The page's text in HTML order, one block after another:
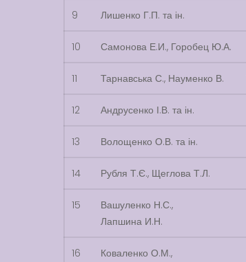
9 Лишенко Г.П. та ін.
10 Самонова Е.И., Горобец Ю.А.
11 Тарнавська С., Науменко В.
12 Андрусенко І.В. та ін.
13 Волощенко О.В. та ін.
14 Рубля Т.Є., Щеглова Т.Л.
15
Вашуленко Н.С.,
Лапшина И.Н.
16
Коваленко О.М.,